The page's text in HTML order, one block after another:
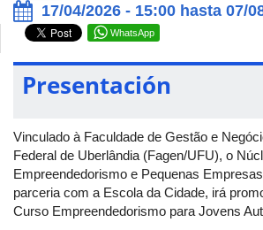
17/04/2026 - 15:00 hasta 07/
WhatsApp
Presentación
Vinculado à Faculdade de Gestão e
Federal de Uberlândia (Fagen/UFU), o
Empreendedorismo e Pequenas
parceria com a Escola da Cidade, irá
Curso Empreendedorismo para Jovens